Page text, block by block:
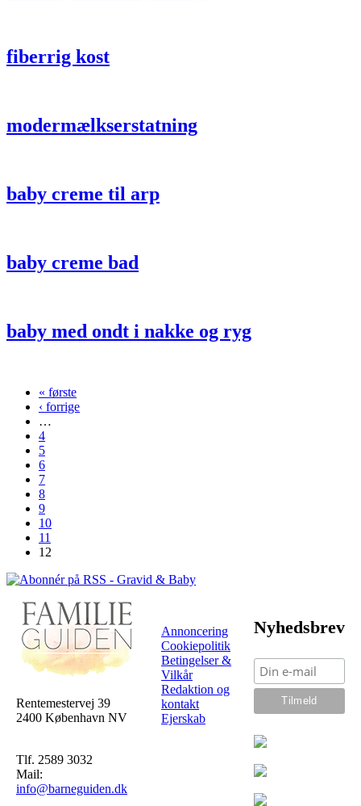
fiberrig kost
modermælkserstatning
baby creme til arp
baby creme bad
baby med ondt i nakke og ryg
Sider« første
‹ forrige
…
4
5
6
7
8
9
10
11
12
Rentemestervej 39
2400 København NV
Tlf. 2589 3032
Mail:
info@barneguiden.dk
Annoncering
Cookiepolitik
Betingelser &
Vilkår
Redaktion og
kontakt
Ejerskab
Nyhedsbrev